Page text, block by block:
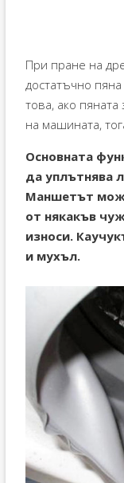
При пране на
достатъчно
това, ако пяната
на машината,
Основната
да уплътнява
Маншетът
от някакъв
износи.
и мухъл.